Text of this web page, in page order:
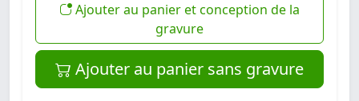
Ajouter au panier et conception de la
gravure
Ajouter au panier sans gravure